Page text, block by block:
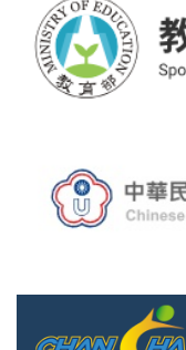
2025-10-23
新生盃114